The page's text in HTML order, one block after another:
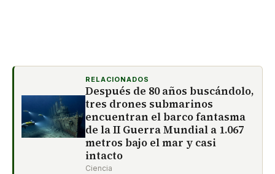
RELACIONADOS
Después de 80 años buscándolo,
tres drones submarinos
encuentran el barco fantasma
de la II Guerra Mundial a 1.067
metros bajo el mar y casi
intacto
Ciencia